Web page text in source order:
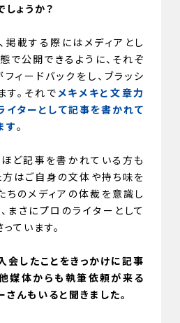
ょうか？
掲載する際にはメディアとし
で公開できるように、それぞ
ィードバックをし、ブラッシ
す。それでメキメキと文章力
イターとして記事を書かれて
す。
ど記事を書かれている方も
方はご自身の文体や持ち味を
ちのメディアの体裁を意識し
まさにプロのライターとして
ています。
会したことをきっかけに記事
媒体からも執筆依頼が来る
んもいると聞きました。